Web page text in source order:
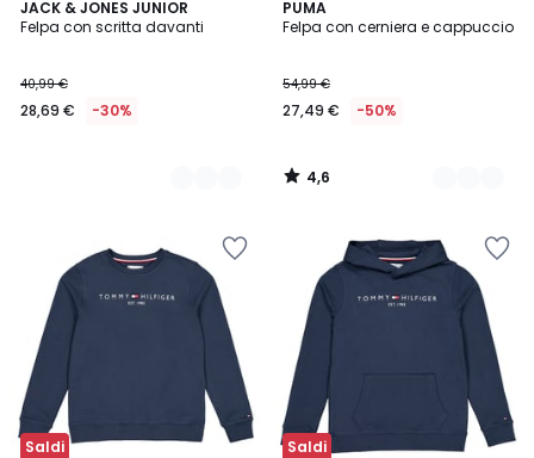
JACK & JONES JUNIOR
Felpa con scritta davanti
40,99 €
28,69 € -30%
2
Colori
PUMA
Felpa con cerniera e cappuccio
54,99 €
27,49 € -50%
4,6
/ 5
2
Colori
4,6
/
Saldi Saldi